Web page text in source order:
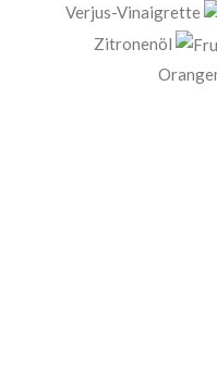
Verjus-Vinaigrette
Zitronenöl